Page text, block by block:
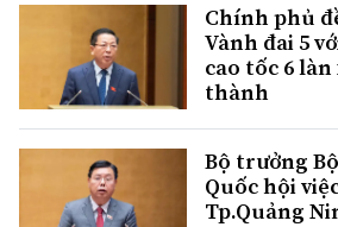
Chính phủ
Vành đai 5
cao tốc 6
thành
Bộ trưởng
Quốc hội
Tp.Quảng